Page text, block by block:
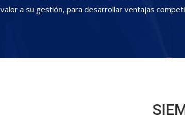
valor a su gestión, para desarrollar ventajas